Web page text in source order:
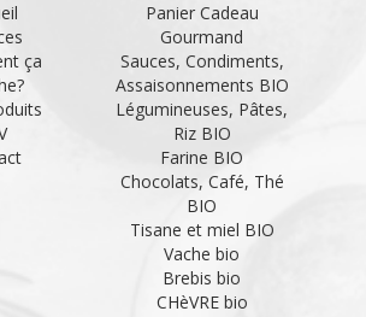
ça
Panier Cadeau
Gourmand
Sauces, Condiments,
Assaisonnements BIO
Légumineuses, Pâtes,
Riz BIO
Farine BIO
Chocolats, Café, Thé
BIO
Tisane et miel BIO
Vache bio
Brebis bio
CHèVRE bio